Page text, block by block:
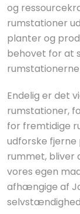
og
rumstationer
planter og
behovet for at
Endelig er det
rumstationer,
for fremtidige
udforske
rummet, bliver
vores egen
afhængige af